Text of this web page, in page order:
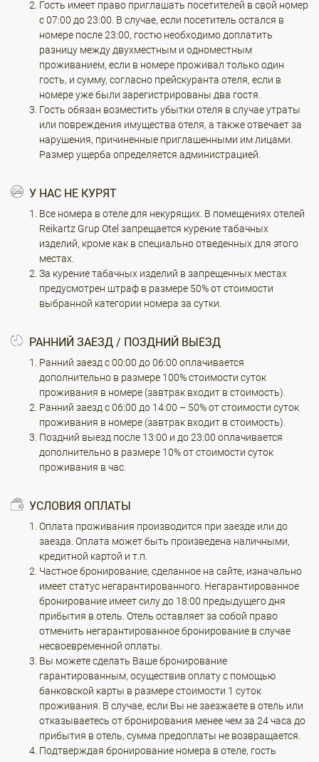
Гость имеет право приглашать посетителей в свой номер
с 07:00 до 23:00. В случае, если посетитель остался в
номере после 23:00, гостю необходимо доплатить
разницу между двухместным и одноместным
проживанием, если в номере проживал только один
гость, и сумму, согласно прейскуранта отеля, если в
номере уже были зарегистрированы два гостя.
Гость обязан возместить убытки отеля в случае утраты
или повреждения имущества отеля, а также отвечает за
нарушения, причиненные приглашенными им лицами.
Размер ущерба определяется администрацией.
У НАС НЕ КУРЯТ
Все номера в отеле для некурящих. В помещениях отелей
Reikartz Grup Otel запрещается курение табачных
изделий, кроме как в специально отведенных для этого
местах.
За курение табачных изделий в запрещенных местах
предусмотрен штраф в размере 50% от стоимости
выбранной категории номера за сутки.
РАННИЙ ЗАЕЗД / ПОЗДНИЙ ВЫЕЗД
Ранний заезд с 00:00 до 06:00 оплачивается
дополнительно в размере 100% стоимости суток
проживания в номере (завтрак входит в стоимость).
Ранний заезд с 06:00 до 14:00 – 50% от стоимости суток
проживания в номере (завтрак входит в стоимость).
Поздний выезд после 13:00 и до 23:00 оплачивается
дополнительно в размере 10% от стоимости суток
проживания в час.
УСЛОВИЯ ОПЛАТЫ
Оплата проживания производится при заезде или до
заезда. Оплата может быть произведена наличными,
кредитной картой и т.п.
Частное бронирование, сделанное на сайте, изначально
имеет статус негарантированного. Негарантированное
бронирование имеет силу до 18:00 предыдущего дня
прибытия в отель. Отель оставляет за собой право
отменить негарантированное бронирование в случае
несвоевременной оплаты.
Вы можете сделать Ваше бронирование
гарантированным, осуществив оплату с помощью
банковской карты в размере стоимости 1 суток
проживания. В случае, если Вы не заезжаете в отель или
отказываетесь от бронирования менее чем за 24 часа до
прибытия в отель, сумма предоплаты не возвращается.
Подтверждая бронирование номера в отеле, гость